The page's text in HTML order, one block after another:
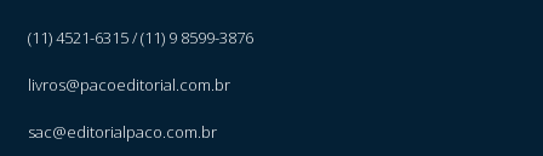
(11) 4521-6315 / (11) 9 8599-3876
livros@pacoeditorial.com.br
sac@editorialpaco.com.br